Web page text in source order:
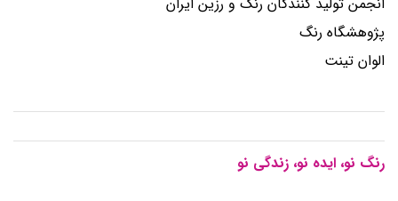
پژوهشگاه رنگ
الوان تینت
رنگ نو، ایده نو، زندگی نو